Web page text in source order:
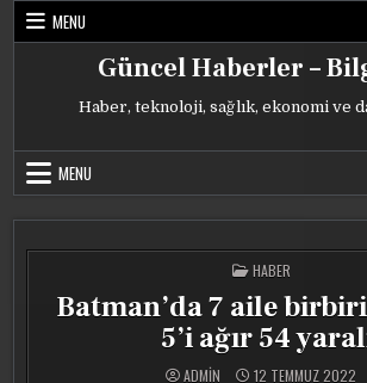
Skip
MENU
Güncel Haberler –
Haber, teknoloji, sağlık, ekonomi ve
MENU
POSTED
IN
HABER
Batman’da 7 aile
5’i ağır 54
ADMIN 12 TEMMUZ 2022